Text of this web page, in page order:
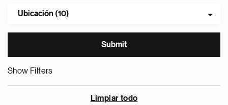
Ubicación (10)
Show Filters
Limpiar todo